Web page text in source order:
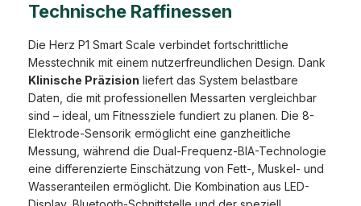
Technische Raffinessen
Die Herz P1 Smart Scale verbindet fortschrittliche
Messtechnik mit einem nutzerfreundlichen Design. Dank
Klinische Präzision liefert das System belastbare
Daten, die mit professionellen Messarten vergleichbar
sind – ideal, um Fitnessziele fundiert zu planen. Die 8-
Elektrode-Sensorik ermöglicht eine ganzheitliche
Messung, während die Dual-Frequenz-BIA-Technologie
eine differenzierte Einschätzung von Fett-, Muskel- und
Wasseranteilen ermöglicht. Die Kombination aus LED-